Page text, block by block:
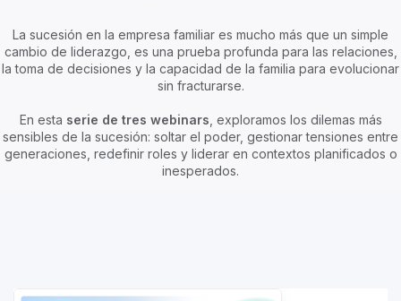
La sucesión en la empresa familiar es mucho más que un simple
cambio de liderazgo, es una prueba profunda para las relaciones,
la toma de decisiones y la capacidad de la familia para evolucionar
sin fracturarse.
En esta serie de tres webinars , exploramos los dilemas más
sensibles de la sucesión: soltar el poder, gestionar tensiones entre
generaciones, redefinir roles y liderar en contextos planificados o
inesperados.